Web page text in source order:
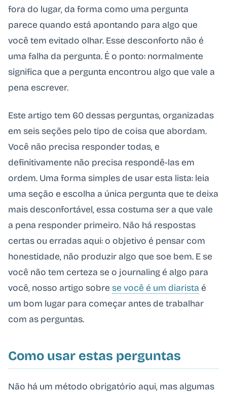
fora do lugar, da forma como uma pergunta
parece quando está apontando para algo que
você tem evitado olhar. Esse desconforto não é
uma falha da pergunta. É o ponto: normalmente
significa que a pergunta encontrou algo que vale a
pena escrever.
Este artigo tem 60 dessas perguntas, organizadas
em seis seções pelo tipo de coisa que abordam.
Você não precisa responder todas, e
definitivamente não precisa respondê-las em
ordem. Uma forma simples de usar esta lista: leia
uma seção e escolha a única pergunta que te deixa
mais desconfortável, essa costuma ser a que vale
a pena responder primeiro. Não há respostas
certas ou erradas aqui: o objetivo é pensar com
honestidade, não produzir algo que soe bem. E se
você não tem certeza se o journaling é algo para
você, nosso artigo sobre se você é um diarista é
um bom lugar para começar antes de trabalhar
com as perguntas.
Como usar estas perguntas
Não há um método obrigatório aqui, mas algumas